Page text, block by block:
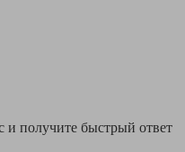
и получите быстрый ответ